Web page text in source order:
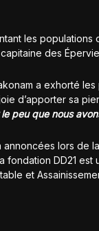
les populations
des
a exhorté
d’apporter sa
peu que nous
lors de
DD21 est
et